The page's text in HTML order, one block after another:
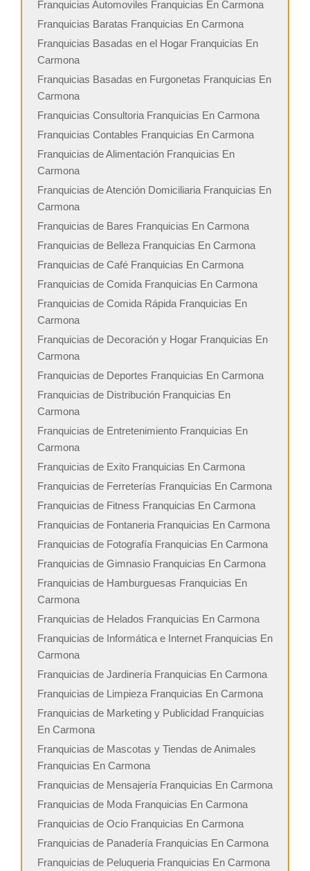
Franquicias Automoviles Franquicias En Carmona
Franquicias Baratas Franquicias En Carmona
Franquicias Basadas en el Hogar Franquicias En
Carmona
Franquicias Basadas en Furgonetas Franquicias En
Carmona
Franquicias Consultoria Franquicias En Carmona
Franquicias Contables Franquicias En Carmona
Franquicias de Alimentación Franquicias En
Carmona
Franquicias de Atención Domiciliaria Franquicias En
Carmona
Franquicias de Bares Franquicias En Carmona
Franquicias de Belleza Franquicias En Carmona
Franquicias de Café Franquicias En Carmona
Franquicias de Comida Franquicias En Carmona
Franquicias de Comida Rápida Franquicias En
Carmona
Franquicias de Decoración y Hogar Franquicias En
Carmona
Franquicias de Deportes Franquicias En Carmona
Franquicias de Distribución Franquicias En
Carmona
Franquicias de Entretenimiento Franquicias En
Carmona
Franquicias de Exito Franquicias En Carmona
Franquicias de Ferreterías Franquicias En Carmona
Franquicias de Fitness Franquicias En Carmona
Franquicias de Fontaneria Franquicias En Carmona
Franquicias de Fotografía Franquicias En Carmona
Franquicias de Gimnasio Franquicias En Carmona
Franquicias de Hamburguesas Franquicias En
Carmona
Franquicias de Helados Franquicias En Carmona
Franquicias de Informática e Internet Franquicias En
Carmona
Franquicias de Jardinería Franquicias En Carmona
Franquicias de Limpieza Franquicias En Carmona
Franquicias de Marketing y Publicidad Franquicias
En Carmona
Franquicias de Mascotas y Tiendas de Animales
Franquicias En Carmona
Franquicias de Mensajería Franquicias En Carmona
Franquicias de Moda Franquicias En Carmona
Franquicias de Ocio Franquicias En Carmona
Franquicias de Panadería Franquicias En Carmona
Franquicias de Peluqueria Franquicias En Carmona